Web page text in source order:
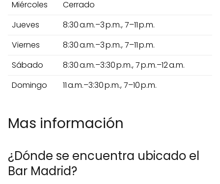
Miércoles
Cerrado
Jueves
8:30 a.m.–3 p.m., 7–11 p.m.
Viernes
8:30 a.m.–3 p.m., 7–11 p.m.
Sábado
8:30 a.m.–3:30 p.m., 7 p.m.–12 a.m.
Domingo
11 a.m.–3:30 p.m., 7–10 p.m.
Mas información
¿Dónde se encuentra ubicado el
Bar Madrid?